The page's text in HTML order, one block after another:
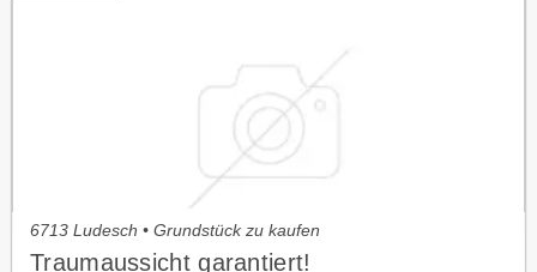
6713 Ludesch • Grundstück zu kaufen
Traumaussicht garantiert!